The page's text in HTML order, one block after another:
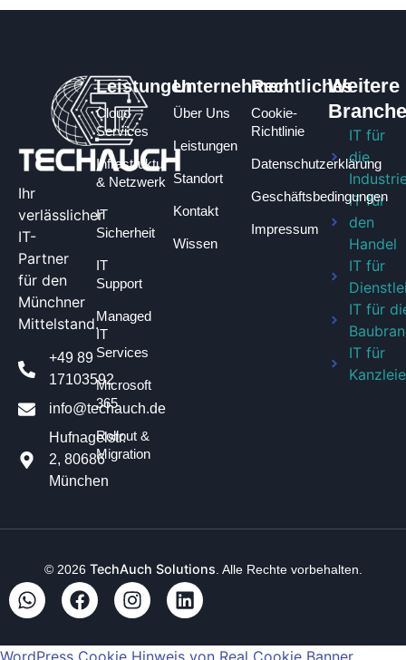
Ihr
verlässlicher
IT-
Partner
für den
Münchner
Mittelstand.
+49 89
17103592
info@techauch.de
Hufnagelstr.
2, 80686
München
Leistungen
Cloud
Services
Infrastruktur
& Netzwerk
IT
Sicherheit
IT
Support
Managed
IT
Services
Microsoft
365
Rollout &
Migration
Unternehmen
Über Uns
Leistungen
Standort
Kontakt
Wissen
Rechtliches
Cookie-
Richtlinie
Datenschutzerklärung
Geschäftsbedingungen​
Impressum
Weitere
IT für
die
IT für
den
Handel
IT für
IT für
IT für
© 2026 TechAuch Solutions . Alle Rechte vorbehalten.